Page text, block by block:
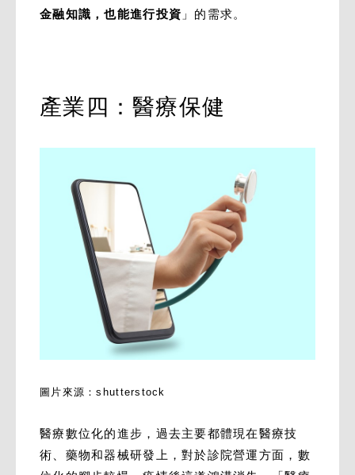
金融知識，也能進行投資 」的需求。
產業四：醫療保健
圖片來源：shutterstock
醫療數位化的進步，過去主要都體現在醫療技
術、藥物和器械研發上，對於診院營運方面，數